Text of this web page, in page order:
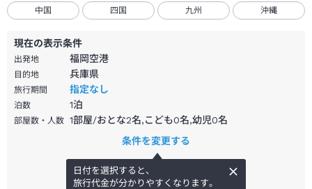
中国 四国 九州 沖縄
現在の表示条件
出発地 福岡空港
目的地 兵庫県
旅行期間 指定なし
泊数 1泊
部屋数・人数 1部屋/おとな2名,こども0名,幼児0名
条件を変更する
日付を選択すると、
旅行代金が分かりやすくなります。